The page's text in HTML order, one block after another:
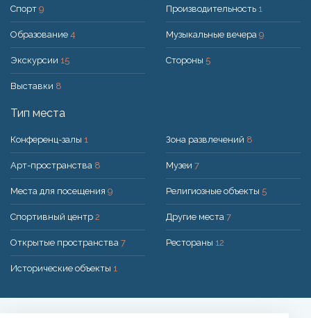
Спорт 9
Образование 4
Экскурсии 15
Выставки 8
Производительность 1
Музыкальные вечера 9
Стороны 5
Тип места
Конференц-залы 1
Арт-пространства 8
Места для посещения 9
Спортивный центр 2
Открытые пространства 7
Исторические объекты 1
Зона развлечений 8
Музеи 7
Религиозные объекты 5
Другие места 7
Рестораны 12